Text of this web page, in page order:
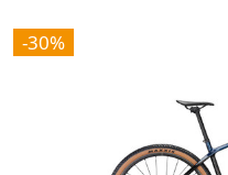
-30%